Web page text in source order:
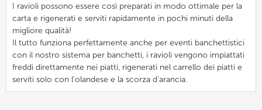
I ravioli possono essere così preparati in modo ottimale per la
carta e rigenerati e serviti rapidamente in pochi minuti della
migliore qualità!
Il tutto funziona perfettamente anche per eventi banchettistici
con il nostro sistema per banchetti, i ravioli vengono impiattati
freddi direttamente nei piatti, rigenerati nel carrello dei piatti e
serviti solo con l'olandese e la scorza d'arancia.